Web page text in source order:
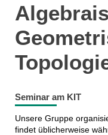
Seminar am KIT
Unsere Gruppe
findet üblicherweise